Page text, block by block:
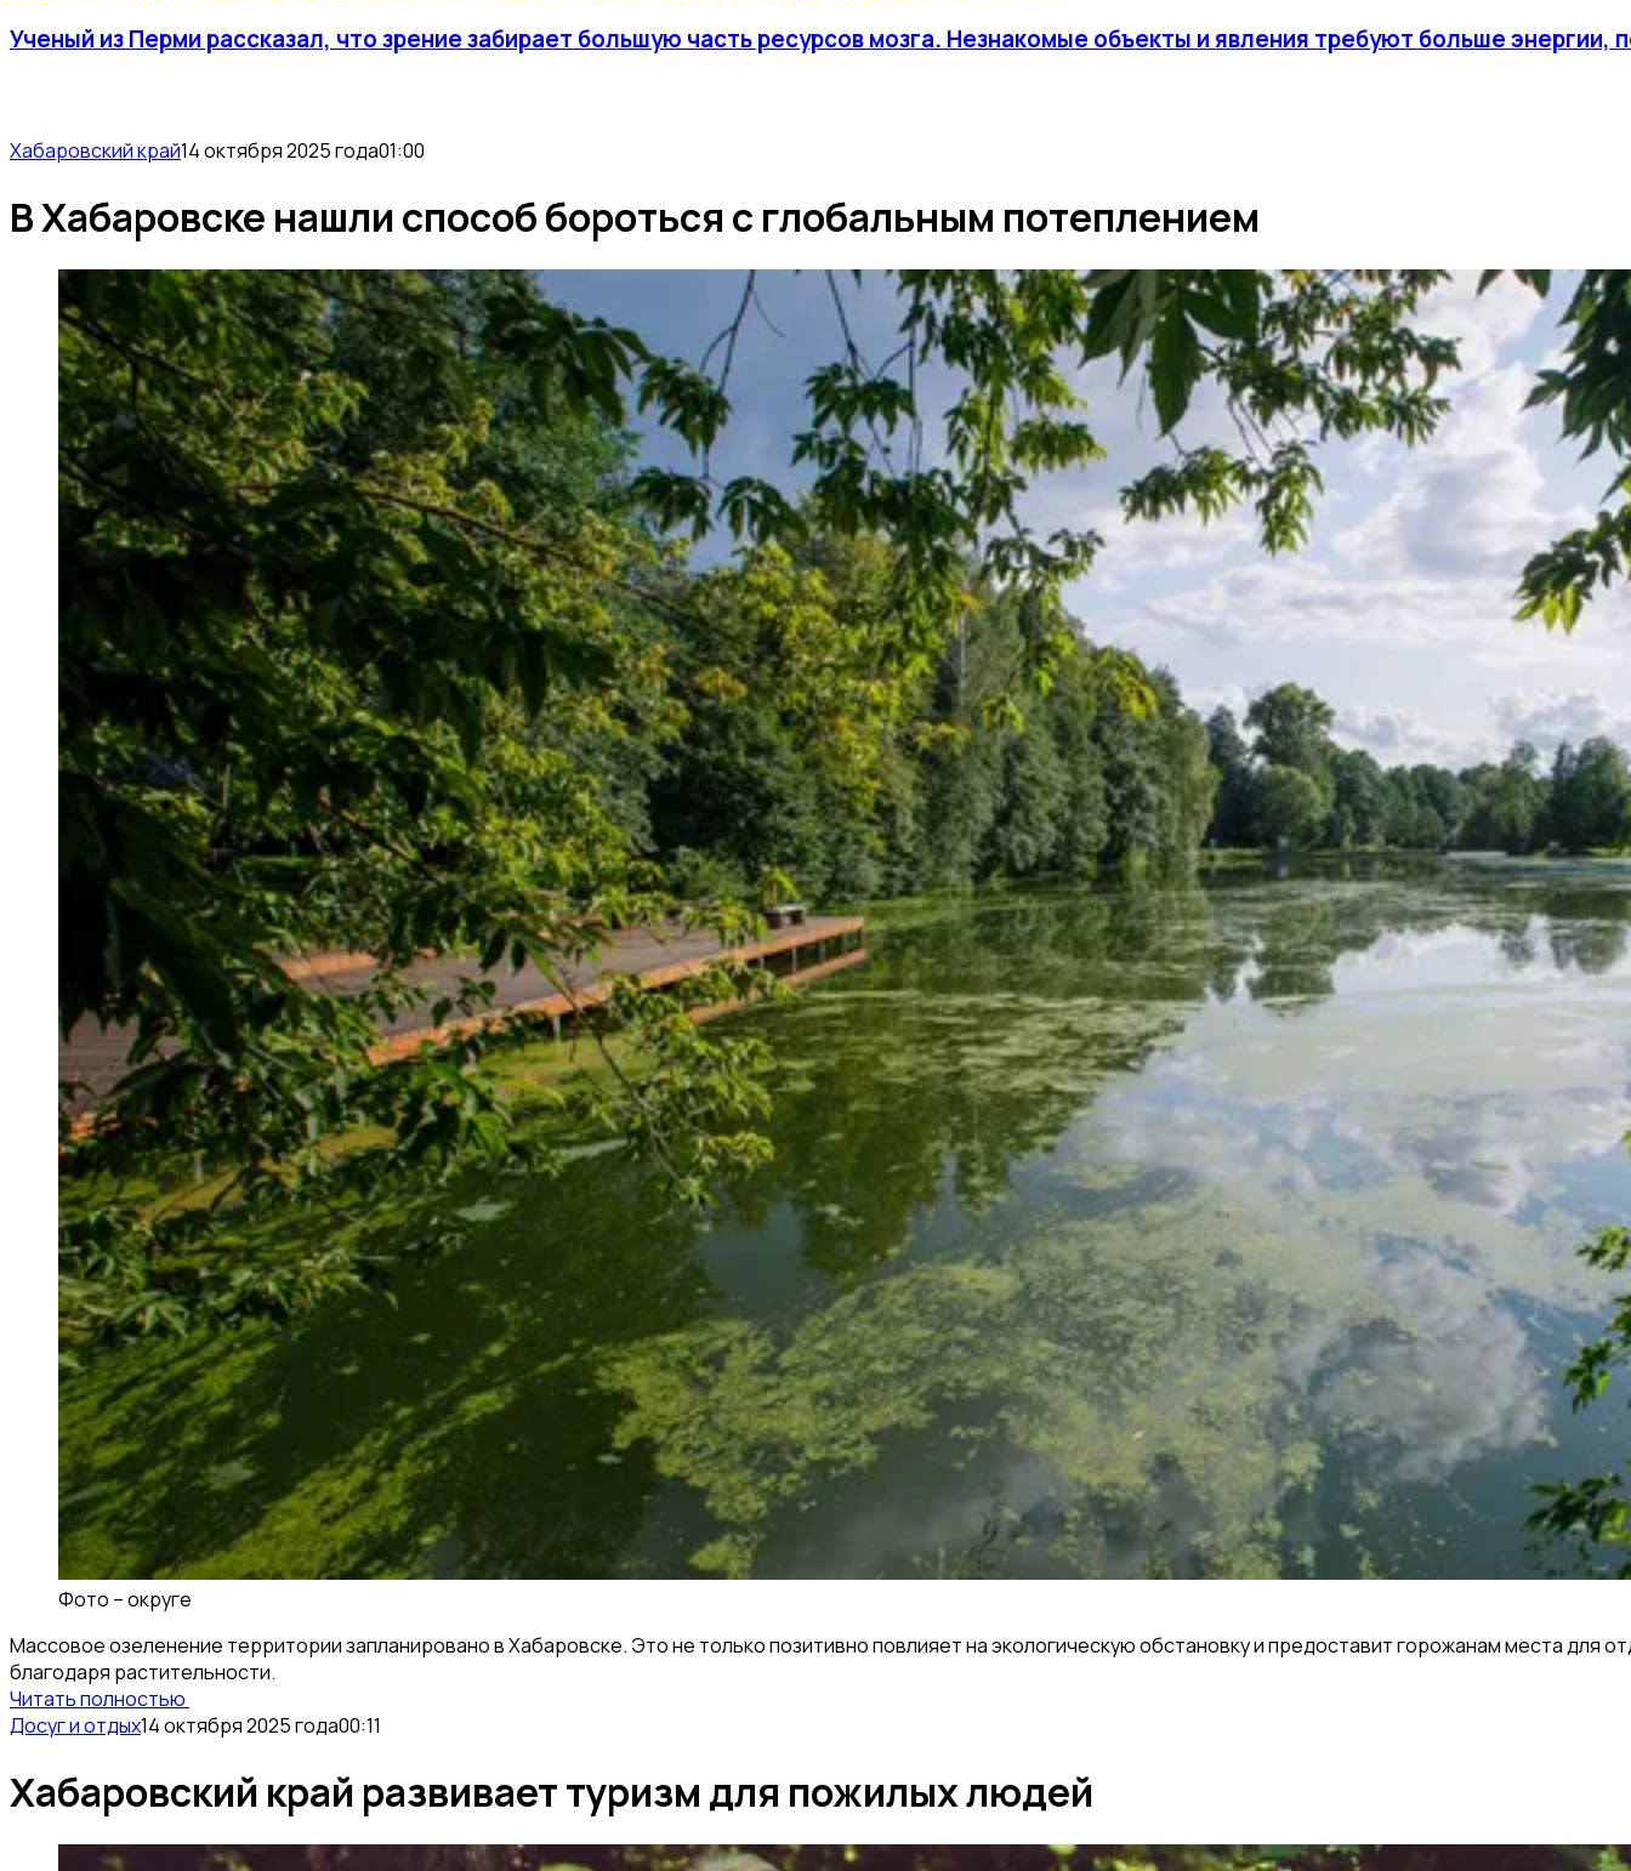
Ученый из Перми рассказал, что зрение забирает большую часть ресурсов мозга. Незнакомые объекты и явления требуют больше
Хабаровский край14 октября 2025 года01:00
В Хабаровске нашли способ бороться с глобальным потеплением
Фото –округе
Массовое озеленение территории запланировано в Хабаровске. Это не только позитивно повлияет на экологическую обстановку и предоставит горожанам места для
благодаря растительности.
Читать полностью
Досуг и отдых14 октября 2025 года00:11
Хабаровский край развивает туризм для пожилых людей